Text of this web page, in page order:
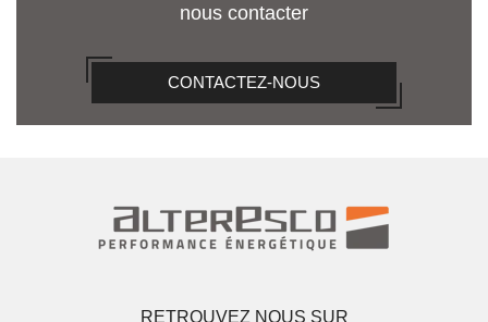
nous contacter
CONTACTEZ-NOUS
RETROUVEZ NOUS SUR